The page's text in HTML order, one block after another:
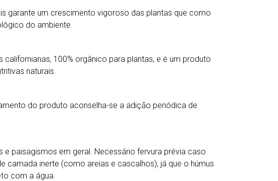
garante um crescimento vigoroso das plantas que como
do ambiente.
100% orgânico para plantas, e é um produto
naturais.
do produto aconselha-se a adição periódica de
e paisagismos em geral. Necessário fervura prévia caso
camada inerte (como areias e cascalhos), já que o húmus
com a água.